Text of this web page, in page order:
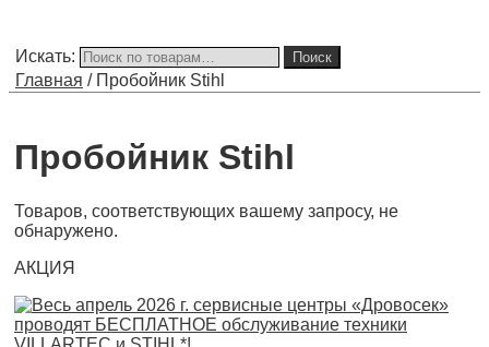
Искать: Поиск
Главная / Пробойник Stihl
Пробойник Stihl
Товаров, соответствующих вашему запросу, не
обнаружено.
АКЦИЯ